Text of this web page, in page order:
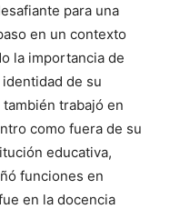
para una
en un contexto
la importancia de
de su
trabajó en
como fuera de su
educativa,
funciones en
en la docencia